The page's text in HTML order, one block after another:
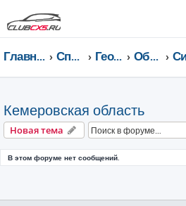
Главная страница Список форумов География Клуба CX-5 CLUB Общение по регионам
Кемеровская область
Новая тема
В этом форуме нет сообщений.